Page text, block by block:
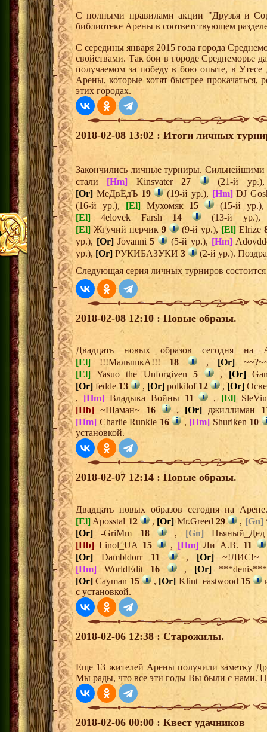
С полными правилами акции "Друзья и
библиотеке Арены в соответствующем
С середины января 2015 года города
свойствами. Так бои в городе Среднеморье
получаемом за победу в бою опыте, в
Арены, которые хотят быстрее прокачаться,
этих городах.
2018-02-08 13:02 : Итоги личных
Закончились личные турниры. Сильнейшими
стали [Hm] Kinsvater27
(21-й
[Or] МеДвЕдЪ 19 (19-й ур.), [Hm]DJ
(16-й ур.), [El]Мухомяк 15
(15-й
[El] 4elovek Farsh 14
(13-й
[El] Жгучий перчик 9 (9-й ур.), [El]Elrize
ур.), [Or]Jovanni5 (5-й ур.), [Hm]
ур.), [Or] РУКИБАЗУКИ 3
(2-й ур.).
Следующая серия личных турниров состоится
2018-02-08 12:10 : Новые образы.
Двадцать новых образов сегодня
[El] !!!МалышкА!!! 18 , [Or]
[El] Yasuo the Unforgiven 5 , [Or]
[Or] fedde 13 , [Or] polkilof 12 ,[Or]
, [Hm]Владыка Войны 11 , [El]
[Hb] ~Шаман~ 16 , [Or] джиллиман
[Hm] Charlie Runkle 16 , [Hm] Shuriken 10
установкой.
2018-02-07 12:14 : Новые образы.
Двадцать новых образов сегодня на
[El] Aposstal 12 , [Or] Mr.Greed 29 , [Gn]
[Or] -GriMm 18 , [Gn]
[Hb] Linol_UA 15 , [Hm] Ли А.В. 11
[Or] Dambldorr 11 , [Or]~!ЛИС!~
[Hm] WorldEdit 16 , [Or]
[Or] Cayman 15 , [Or] Klint_eastwood 15
с установкой.
2018-02-06 12:38 : Старожилы.
Еще 13 жителей Арены получили заметку
Мы рады, что все эти годы Вы были с нами.
2018-02-06 00:00 : Квест удачников